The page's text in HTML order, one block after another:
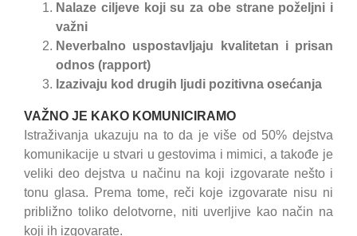
Nalaze ciljeve koji su za obe strane poželjni i
važni
Neverbalno uspostavljaju kvalitetan i prisan
odnos (rapport)
Izazivaju kod drugih ljudi pozitivna osećanja
VAŽNO JE KAKO KOMUNICIRAMO
Istraživanja ukazuju na to da je više od 50% dejstva
komunikacije u stvari u gestovima i mimici, a takođe je
veliki deo dejstva u načinu na koji izgovarate nešto i
tonu glasa. Prema tome, reči koje izgovarate nisu ni
približno toliko delotvorne, niti uverljive kao način na
koji ih izgovarate.